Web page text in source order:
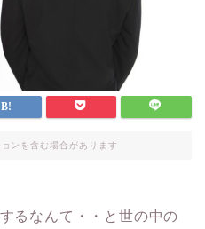
ンを含む場合があります
るなんて・・と世の中の